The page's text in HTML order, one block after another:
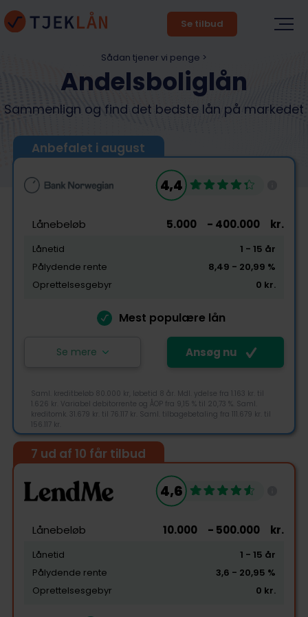
Se tilbud
Sådan tjener vi penge >
Andelsboliglån
Sammenlign og find det bedste lån på markedet
Anbefalet i august
4,4
Lånebeløb 5.000 - 400.000 kr.
Lånetid 1 - 15 år
Pålydende rente
8,49 - 20,99 %
Oprettelsesgebyr
0 kr.
Mest populære lån
Ansøg nu
Se mere
Saml. kreditbeløb 80.000 kr, løbetid 8 år. Mdl. ydelse fra 1.163 kr. til
1.626 kr. Variabel debitorrente og ÅOP fra 9,15 % til 20,73 %. Saml.
kreditomk. 31.679 kr. til 76.117 kr. Saml. tilbagebetaling fra 111.679 kr. til
156.117 kr.
4,4
Tilgængelighed
7 ud af 10 får tilbud
4,6
Lånebeløb 10.000 - 500.000 kr.
Lånetid 1 - 15 år
Pålydende rente
3,6 - 20,95 %
Oprettelsesgebyr
0 kr.